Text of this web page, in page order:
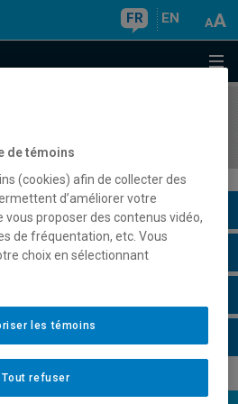
FR EN
de témoins
(cookies) afin de collecter des
d’améliorer votre
vous proposer des contenus vidéo,
de fréquentation, etc. Vous
choix en sélectionnant
Tout refuser
les témoins